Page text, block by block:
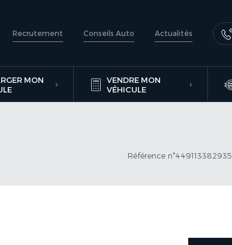
Recrutement Conseils Auto Actualités
MON
VENDRE MON
VÉHICULE
Référence n°449113382935